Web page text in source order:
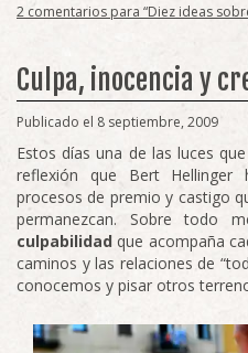
2 comentarios para “Diez ideas
Culpa, inocencia y
Publicado el 8 septiembre, 2009
Estos días una de las luces
reflexión que Bert
procesos de premio y castigo
permanezcan. Sobre todo
culpabilidad que acompaña
caminos y las relaciones de
conocemos y pisar otros